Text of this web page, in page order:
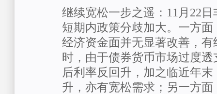
继续宽松一步之遥：11月22
短期内政策分歧加大。一方
经济资金面并无显著改善，
时，由于债券货币市场过度
后利率反回升，加之临近年
升，亦有宽松需求；另一方